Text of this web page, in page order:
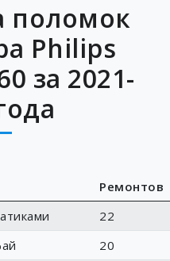
поломок
Philips
за 2021-
Ремонтов
22
20